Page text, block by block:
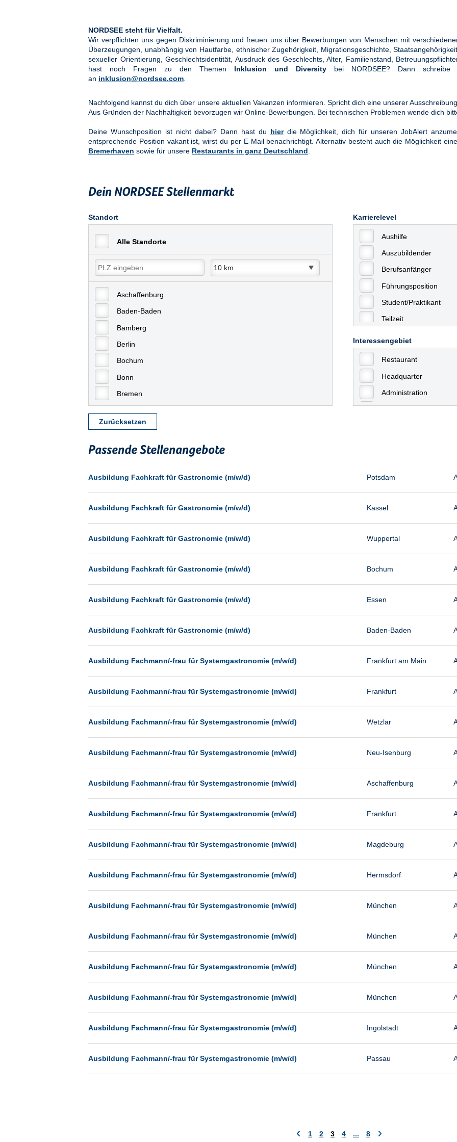
NORDSEE steht für Vielfalt.
Wir verpflichten uns gegen Diskriminierung und freuen uns über Bewerbungen von Menschen mit
Überzeugungen, unabhängig von Hautfarbe, ethnischer Zugehörigkeit, Migrationsgeschichte,
sexueller Orientierung, Geschlechtsidentität, Ausdruck des Geschlechts, Alter, Familienstand,
hast noch Fragen zu den Themen Inklusion und Diversity bei NORDSEE? Dann
an inklusion@nordsee.com
Nachfolgend kannst du dich über unsere aktuellen Vakanzen informieren. Spricht dich eine unserer
Aus Gründen der Nachhaltigkeit bevorzugen wir Online-Bewerbungen. Bei technischen Problemen wende dich
Deine Wunschposition ist nicht dabei? Dann hast du hierdie Möglichkeit, dich für unseren JobAlert
entsprechende Position vakant ist, wirst du per E-Mail benachrichtigt. Alternativ besteht auch die Möglichkeit
Bremerhaven sowie für unsere Restaurants in ganz Deutschland
Dein NORDSEE Stellenmarkt
Standort
Alle Standorte
Aschaffenburg
Baden-Baden
Bamberg
Berlin
Bochum
Bonn
Bremen
Celle
Chemnitz
Dresden
Düsseldorf
Erfurt
Essen
Frankfurt
Freiburg
Hamburg
Hannover
Heilbronn
Hermsdorf
Hildesheim
Ingolstadt
Kassel
Landau
Mainz
Mannheim
München
Münster
Neu-Isenburg
Neumünster
Karrierelevel
Aushilfe
Auszubildender
Berufsanfänger
Führungsposition
Student/Praktikant
Teilzeit
Interessengebiet
Restaurant
Headquarter
Administration
Sonstiges
Vertrieb
Zurücksetzen
Passende Stellenangebote
Ausbildung Fachkraft für Gastronomie (m/w/d) Potsdam
Ausbildung Fachkraft für Gastronomie (m/w/d) Kassel
Ausbildung Fachkraft für Gastronomie (m/w/d) Wuppertal
Ausbildung Fachkraft für Gastronomie (m/w/d) Bochum
Ausbildung Fachkraft für Gastronomie (m/w/d) Essen
Ausbildung Fachkraft für Gastronomie (m/w/d) Baden-Baden
Ausbildung Fachmann/-frau für Systemgastronomie (m/w/d) Frankfurt am Main
Ausbildung Fachmann/-frau für Systemgastronomie (m/w/d) Frankfurt
Ausbildung Fachmann/-frau für Systemgastronomie (m/w/d) Wetzlar
Ausbildung Fachmann/-frau für Systemgastronomie (m/w/d) Neu-Isenburg
Ausbildung Fachmann/-frau für Systemgastronomie (m/w/d) Aschaffenburg
Ausbildung Fachmann/-frau für Systemgastronomie (m/w/d) Frankfurt
Ausbildung Fachmann/-frau für Systemgastronomie (m/w/d) Magdeburg
Ausbildung Fachmann/-frau für Systemgastronomie (m/w/d) Hermsdorf
Ausbildung Fachmann/-frau für Systemgastronomie (m/w/d) München
Ausbildung Fachmann/-frau für Systemgastronomie (m/w/d) München
Ausbildung Fachmann/-frau für Systemgastronomie (m/w/d) München
Ausbildung Fachmann/-frau für Systemgastronomie (m/w/d) München
Ausbildung Fachmann/-frau für Systemgastronomie (m/w/d) Ingolstadt
Ausbildung Fachmann/-frau für Systemgastronomie (m/w/d) Passau
1 2 3 4 ... 8